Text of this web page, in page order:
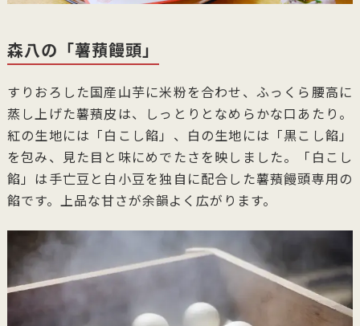
森八の「薯蕷饅頭」
すりおろした国産山芋に米粉を合わせ、ふっくら腰高に
蒸し上げた薯蕷皮は、しっとりとなめらかな口あたり。
紅の生地には「白こし餡」、白の生地には「黒こし餡」
を包み、見た目と味にめでたさを映しました。「白こし
餡」は手亡豆と白小豆を独自に配合した薯蕷饅頭専用の
餡です。上品な甘さが余韻よく広がります。